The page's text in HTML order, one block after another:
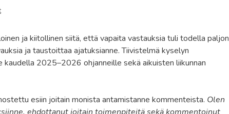
ja kiitollinen siitä, että vapaita vastauksia tuli todella paljon
ja taustoittaa ajatuksianne. Tiivistelmä kyselyn
2025–2026 ohjanneille sekä aikuisten liikunnan
esiin joitain monista antamistanne kommenteista. Olen
ehdottanut joitain toimenpiteitä sekä kommentoinut